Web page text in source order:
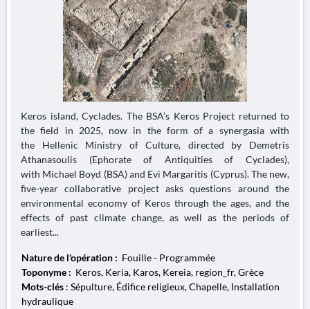
Keros island, Cyclades. The BSA’s Keros Project returned to
the field in 2025, now in the form of a synergasia with
the Hellenic Ministry of Culture, directed by Demetris
Athanasoulis (Ephorate of Antiquities of Cyclades),
with Michael Boyd (BSA) and Evi Margaritis (Cyprus). The new,
five-year collaborative project asks questions around the
environmental economy of Keros through the ages, and the
effects of past climate change, as well as the periods of
earliest...
Nature de l'opération : Fouille - Programmée
Toponyme : Keros, Keria, Karos, Kereia, region_fr, Grèce
Mots-clés : Sépulture, Édifice religieux, Chapelle, Installation
hydraulique